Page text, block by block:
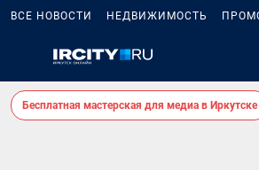
ВСЕ НОВОСТИ НЕДВИЖИМОСТЬ
Бесплатная мастерская для медиа в Иркутске